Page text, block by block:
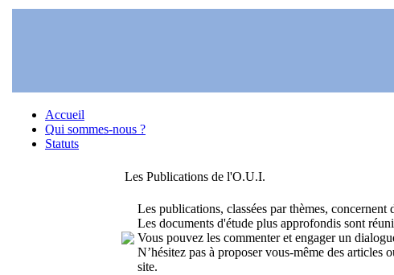
Accueil
Qui sommes-nous ?
Statuts
Les Publications de l'O.U.I.
Les publications, classées par thèmes,
Les documents d'étude plus approfondis sont
Vous pouvez les commenter et engager un
N’hésitez pas à proposer vous-même des articles
site.